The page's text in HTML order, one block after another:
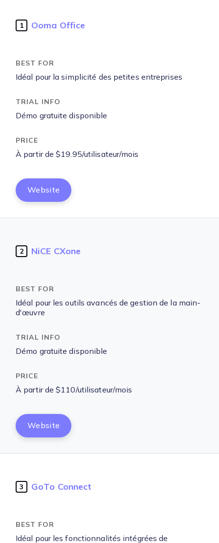
1 Ooma Office
Idéal pour la simplicité des petites entreprises
Démo gratuite disponible
À partir de $19.95/utilisateur/mois
Website
2 NiCE CXone
Idéal pour les outils avancés de gestion de la main-
d'œuvre
Démo gratuite disponible
À partir de $110/utilisateur/mois
Website
3 GoTo Connect
Idéal pour les fonctionnalités intégrées de